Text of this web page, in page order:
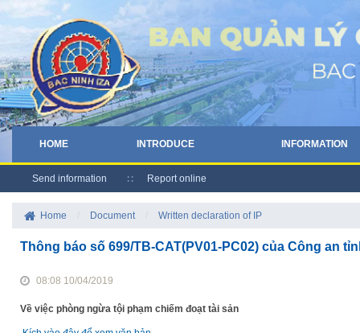
HOME INTRODUCE INFORMATION
Send information Report online
Home Document Written declaration of IP
Thông báo số 699/TB-CAT(PV01-PC02) của Công an
08:08 10/04/2019
Về việc phòng ngừa tội phạm chiếm đoạt tài sản